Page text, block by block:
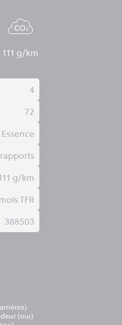
111 g/km
4
72
Essence
g/km
TFR
388503
(oui)